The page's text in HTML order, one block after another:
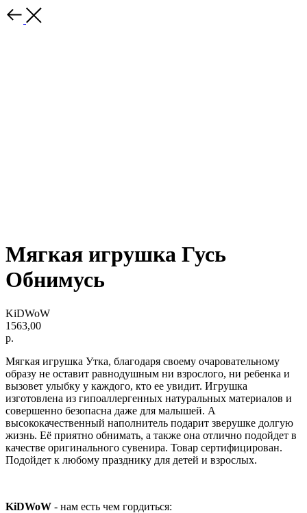
Мягкая игрушка Гусь
Обнимусь
KiDWoW
1563,00
р.
Мягкая игрушка Утка, благодаря своему очаровательному
образу не оставит равнодушным ни взрослого, ни ребенка и
вызовет улыбку у каждого, кто ее увидит. Игрушка
изготовлена из гипоаллергенных натуральных материалов и
совершенно безопасна даже для малышей. А
высококачественный наполнитель подарит зверушке долгую
жизнь. Её приятно обнимать, а также она отлично подойдет в
качестве оригинального сувенира. Товар сертифицирован.
Подойдет к любому празднику для детей и взрослых.
KiDWoW - нам есть чем гордиться: